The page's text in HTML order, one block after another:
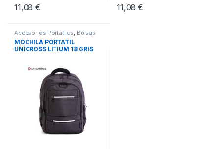
11,08€ 11,08€
Accesorios Portátiles, Bolsas
Transporte Portátiles,
MOCHILA PORTATIL
UNICROSS LITIUM 18 GRIS